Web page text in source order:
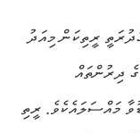
ރީތިކަން މިއަދު
ދިރުންތައް
މައްސަލައެކެވެ. ރީތި